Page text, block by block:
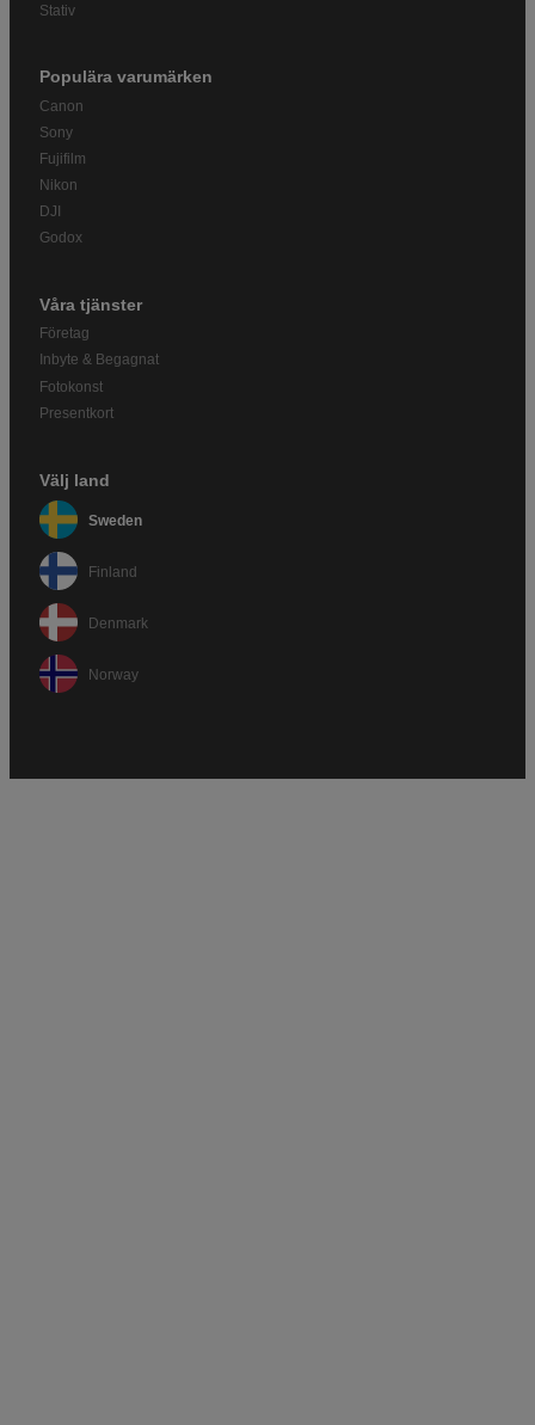
Stativ
Populära varumärken
Canon
Sony
Fujifilm
Nikon
DJI
Godox
Våra tjänster
Företag
Inbyte & Begagnat
Fotokonst
Presentkort
Välj land
Sweden
Finland
Denmark
Norway